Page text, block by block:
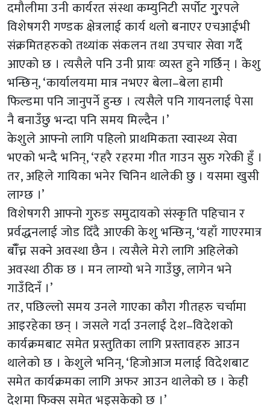
दमौलीमा उनी कार्यरत संस्था कम्युनिटी सर्पोट गु्रपले
विशेषगरी गण्डक क्षेत्रलाई कार्य थलो बनाएर एचआईभी
संक्रमितहरुको तथ्यांक संकलन तथा उपचार सेवा गर्दै
आएको छ । त्यसैले पनि उनी प्रायः व्यस्त हुने गर्छिन् । केशु
भन्छिन्, ‘कार्यालयमा मात्र नभएर बेला–बेला हामी
फिल्डमा पनि जानुपर्ने हुन्छ । त्यसैले पनि गायनलाई पेसा
नै बनाउँछु भन्दा पनि समय मिल्दैन ।’
केशुले आफ्नो लागि पहिलो प्राथमिकता स्वास्थ्य सेवा
भएको भन्दै भनिन्, ‘रहरै रहरमा गीत गाउन सुरु गरेकी हुँ ।
तर, अहिले गायिका भनेर चिनिन थालेकी छु । यसमा खुसी
लाग्छ ।’
विशेषगरी आफ्नो गुरुङ समुदायको संस्कृति पहिचान र
प्रर्वद्धनलाई जोड दिँदै आएकी केशु भन्छिन्, ‘यहाँ गाएरमात्र
बाँँच्न सक्ने अवस्था छैन । त्यसैले मेरो लागि अहिलेको
अवस्था ठीक छ । मन लाग्यो भने गाउँछु, लागेन भने
गाउँदिनँ ।’
तर, पछिल्लो समय उनले गाएका कौरा गीतहरु चर्चामा
आइरहेका छन् । जसले गर्दा उनलाई देश–विदेशको
कार्यक्रमबाट समेत प्रस्तुतिका लागि प्रस्तावहरु आउन
थालेको छ । केशुले भनिन्, ‘हिजोआज मलाई विदेशबाट
समेत कार्यक्रमका लागि अफर आउन थालेको छ । केही
देशमा फिक्स समेत भइसकेको छ ।’